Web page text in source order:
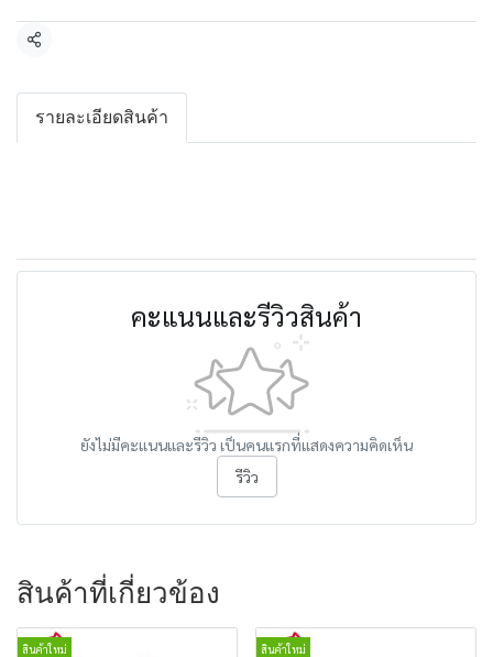
แชร์
รายละเอียดสินค้า
คะแนนและรีวิวสินค้า
ยังไม่มีคะแนนและรีวิว เป็นคนแรกที่แสดงความคิดเห็น
รีวิว
สินค้าที่เกี่ยวข้อง
สินค้าใหม่ สินค้าใหม่